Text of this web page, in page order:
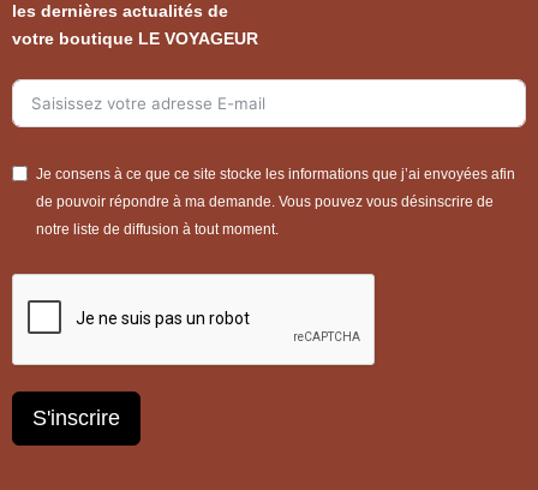
les dernières actualités de
votre boutique LE VOYAGEUR
Je consens à ce que ce site stocke les informations que j’ai envoyées afin
de pouvoir répondre à ma demande. Vous pouvez vous désinscrire de
notre liste de diffusion à tout moment.
S'inscrire